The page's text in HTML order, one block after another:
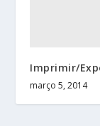
Imprimir/
março 5, 2014